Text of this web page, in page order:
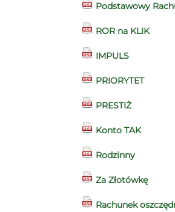
Podstawowy
ROR na KLIK
IMPULS
PRIORYTET
PRESTIŻ
Konto TAK
Rodzinny
Za Złotówkę
Rachunek